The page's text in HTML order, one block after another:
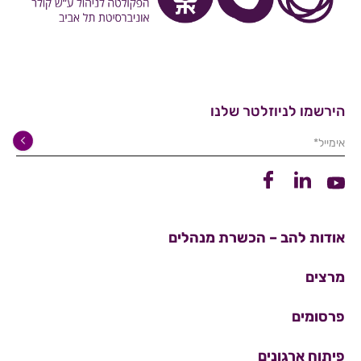
הירשמו לניוזלטר שלנו
אימייל*
קישור ליוטיובקישור ללינקדיןקישור לפייסבוק
אודות להב – הכשרת מנהלים
מרצים
פרסומים
פיתוח ארגונים